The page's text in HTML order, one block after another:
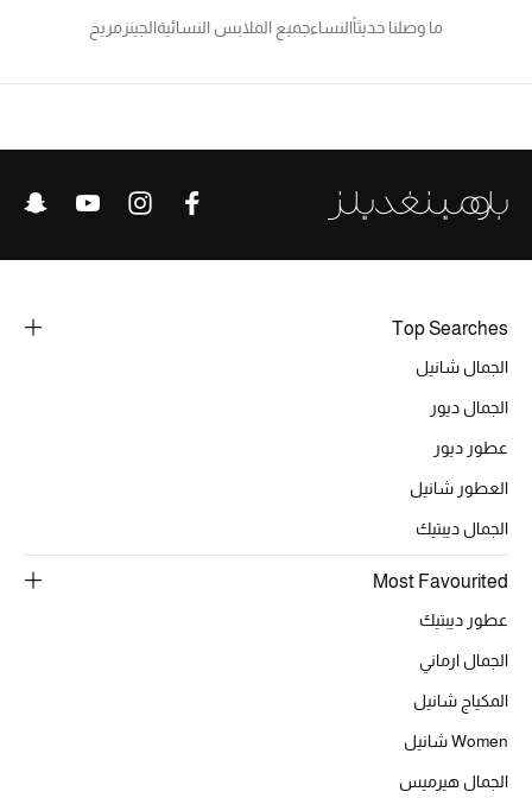
تشكيلة الأعراس
هدايا للنساء
ركن الفخامة
جميع الأحذية النسائية
جميع الحقائب النسائية
جميع الإكسسورات النسائية
موضة نسائية
الحقائب النسائية
ما وصلنا حديثاًالنساءجميع الملابس النسائيةالجينزمريح
Top Searches
الجمال شانيل
الجمال ديور
عطور ديور
العطور شانيل
الجمال ديبتيك
Most Favourited
عطور ديبتيك
الجمال ارماني
المكياج شانيل
Women شانيل
الجمال هيرميس